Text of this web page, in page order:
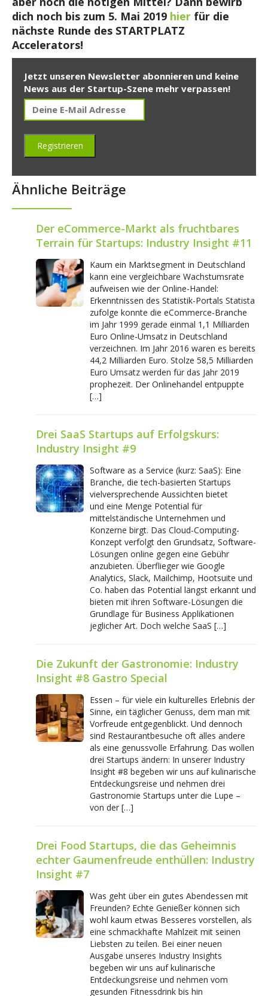
dich noch bis zum 5. Mai 2019 hier für die
nächste Runde des STARTPLATZ
Accelerators!
Jetzt unseren Newsletter abonnieren und keine
News aus der Startup-Szene mehr verpassen!
Ähnliche Beiträge
Der eCommerce-Markt als fruchtbares
Terrain für Startups: Industry Insight #11
Kaum ein Marktsegment in Deutschland
kann eine vergleichbare Wachstumsrate
aufweisen wie der Online-Handel:
Erkenntnissen des Statistik-Portals Statista
zufolge konnte die eCommerce-Branche
im Jahr 1999 gerade einmal 1,1 Milliarden
Euro Online-Umsatz in Deutschland
verzeichnen. Im Jahr 2016 waren es bereits
44,2 Milliarden Euro. Stolze 58,5 Milliarden
Euro Umsatz werden für das Jahr 2019
prophezeit. Der Onlinehandel entpuppte
[…]
Drei SaaS Startups auf Erfolgskurs:
Industry Insight #9
Software as a Service (kurz: SaaS): Eine
Branche, die tech-basierten Startups
vielversprechende Aussichten bietet
und eine Menge Potential für
mittelständische Unternehmen und
Konzerne birgt. Das Cloud-Computing-
Konzept verfolgt den Grundsatz, Software-
Lösungen online gegen eine Gebühr
anzubieten. Überflieger wie Google
Analytics, Slack, Mailchimp, Hootsuite und
Co. haben das Potential längst erkannt und
bieten mit ihren Software-Lösungen die
Grundlage für Business Applikationen
jeglicher Art. Doch welche SaaS […]
Die Zukunft der Gastronomie: Industry
Insight #8 Gastro Special
Essen – für viele ein kulturelles Erlebnis der
Sinne, ein täglicher Genuss, dem man mit
Vorfreude entgegenblickt. Und dennoch
sind Restaurantbesuche oft alles andere
als eine genussvolle Erfahrung. Das wollen
drei Startups ändern: In unserer Industry
Insight #8 begeben wir uns auf kulinarische
Entdeckungsreise und nehmen drei
Gastronomie Startups unter die Lupe –
von der […]
Drei Food Startups, die das Geheimnis
echter Gaumenfreude enthüllen: Industry
Insight #7
Was geht über ein gutes Abendessen mit
Freunden? Echte Genießer können sich
wohl kaum etwas Besseres vorstellen, als
eine schmackhafte Mahlzeit mit seinen
Liebsten zu teilen. Bei einer neuen
Ausgabe unseres Industry Insights
begeben wir uns auf kulinarische
Entdeckungsreise und nehmen vom
gesunden Fitnessdrink bis hin